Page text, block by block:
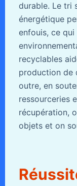
durable. Le tri
énergétique
enfouis, ce
recyclables
production de
outre, en
ressourceries
récupération,
objets et on